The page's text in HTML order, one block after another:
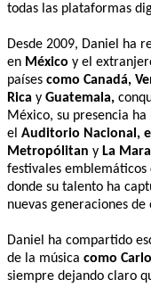
todas las plataformas
Desde 2009, Daniel ha
en México y el
países como Canadá,
Rica y Guatemala,
México, su presencia
el Auditorio Nacional,
Metropólitan y La
festivales emblemáticos
donde su talento ha
nuevas generaciones de
Daniel ha compartido
de la música como
siempre dejando claro